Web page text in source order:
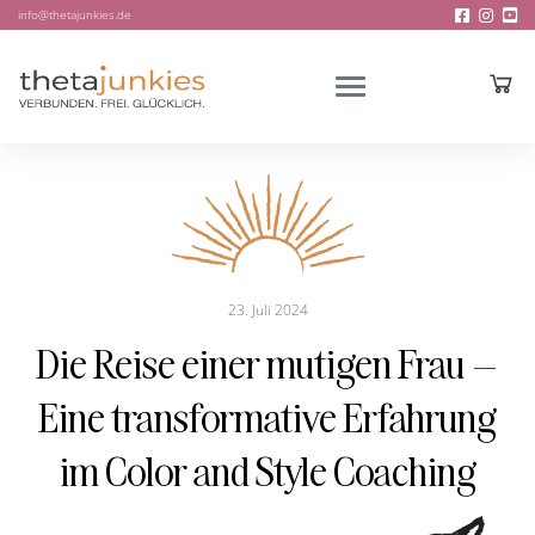
info@thetajunkies.de
23. Juli 2024
Die Reise einer mutigen Frau –
Eine transformative Erfahrung
im Color and Style Coaching